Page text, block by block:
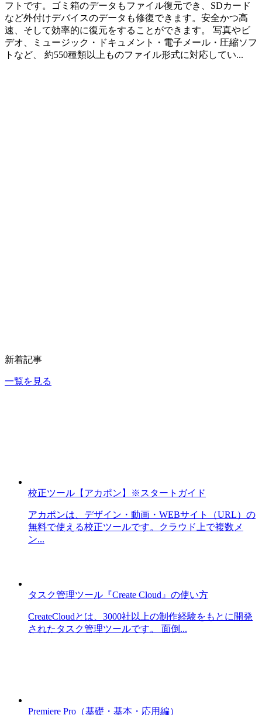
フトです。ゴミ箱のデータもファイル復元でき、SDカード
など外付けデバイスのデータも修復できます。安全かつ高
速、そして効率的に復元をすることができます。 写真やビ
デオ、ミュージック・ドキュメント・電子メール・圧縮ソフ
トなど、 約550種類以上ものファイル形式に対応してい...
新着記事
一覧を見る
校正ツール【アカポン】※スタートガイド
アカポンは、デザイン・動画・WEBサイト（URL）の
無料で使える校正ツールです。クラウド上で複数メ
ン...
タスク管理ツール『Create Cloud』の使い方
CreateCloudとは、3000社以上の制作経験をもとに開発
されたタスク管理ツールです。 面倒...
Premiere Pro（基礎・基本・応用編）